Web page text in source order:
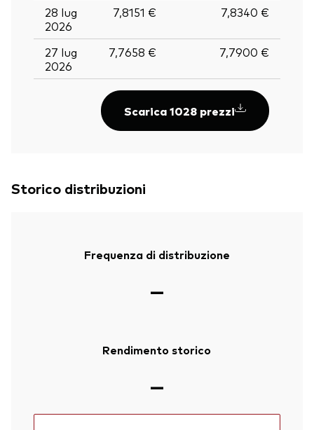
28 lug
2026
7,8151 € 7,8340 €
27 lug
2026
7,7658 € 7,7900 €
Scarica 1028 prezzi
Storico distribuzioni
Frequenza di distribuzione
—
Rendimento storico
—